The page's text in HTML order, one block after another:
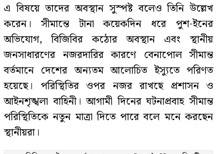
এ বিষয়ে তাদের অবস্থান সুস্পষ্ট বলেও তিনি উল্লেখ
করেন। সীমান্তে টানা কয়েকদিন ধরে পুশ-ইনের
অভিযোগ, বিজিবির কঠোর অবস্থান এবং স্থানীয়
জনসাধারণের নজরদারির কারণে বেনাপোল সীমান্ত
বর্তমানে দেশের অন্যতম আলোচিত ইস্যুতে পরিণত
হয়েছে। পরিস্থিতির ওপর নজর রাখছে প্রশাসন ও
আইনশৃঙ্খলা বাহিনী। আগামী দিনের ঘটনাপ্রবাহ সীমান্ত
পরিস্থিতিকে নতুন মাত্রা দিতে পারে বলে মনে করছেন
স্থানীয়রা।